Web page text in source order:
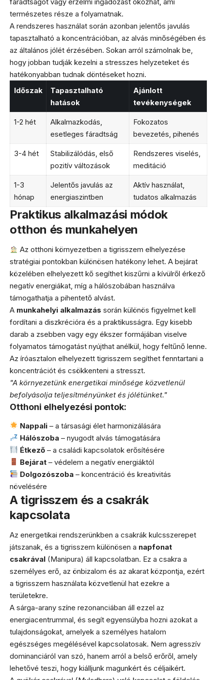
természetes része a folyamatnak.
A rendszeres használat során azonban jelentős javulás
tapasztalható a koncentrációban, az alvás minőségében és
az általános jólét érzésében. Sokan arról számolnak be,
hogy jobban tudják kezelni a stresszes helyzeteket és
hatékonyabban tudnak döntéseket hozni.
Időszak
Tapasztalható
hatások
Ajánlott
tevékenységek
1-2 hét
Alkalmazkodás,
esetleges fáradtság
Fokozatos
bevezetés, pihenés
3-4 hét
Stabilizálódás, első
pozitív változások
Rendszeres viselés,
meditáció
1-3
hónap
Jelentős javulás az
energiaszintben
Aktív használat,
tudatos alkalmazás
Praktikus alkalmazási módok
otthon és munkahelyen
Az otthoni környezetben a tigrisszem elhelyezése
stratégiai pontokban különösen hatékony lehet. A bejárat
közelében elhelyezett kő segíthet kiszűrni a kívülről érkező
negatív energiákat, míg a hálószobában használva
támogathatja a pihentető alvást.
A munkahelyi alkalmazás során különös figyelmet kell
fordítani a diszkrécióra és a praktikusságra. Egy kisebb
darab a zsebben vagy egy ékszer formájában viselve
folyamatos támogatást nyújthat anélkül, hogy feltűnő lenne.
Az íróasztalon elhelyezett tigrisszem segíthet fenntartani a
koncentrációt és csökkenteni a stresszt.
"A környezetünk energetikai minősége közvetlenül
befolyásolja teljesítményünket és jólétünket."
Otthoni elhelyezési pontok:
Nappali – a társasági élet harmonizálására
Hálószoba – nyugodt alvás támogatására
Étkező – a családi kapcsolatok erősítésére
Bejárat – védelem a negatív energiáktól
Dolgozószoba – koncentráció és kreativitás
növelésére
A tigrisszem és a csakrák
kapcsolata
Az energetikai rendszerünkben a csakrák kulcsszerepet
játszanak, és a tigrisszem különösen a napfonat
csakrával (Manipura) áll kapcsolatban. Ez a csakra a
személyes erő, az önbizalom és az akarat központja, ezért
a tigrisszem használata közvetlenül hat ezekre a
területekre.
A sárga-arany színe rezonanciában áll ezzel az
energiacentrummal, és segít egyensúlyba hozni azokat a
tulajdonságokat, amelyek a személyes hatalom
egészséges megélésével kapcsolatosak. Nem agresszív
dominanciáról van szó, hanem arról a belső erőről, amely
lehetővé teszi, hogy kiálljunk magunkért és céljaikért.